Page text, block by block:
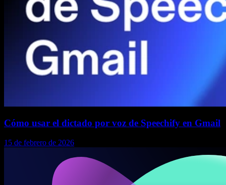
Cómo usar el dictado por voz de Speechify en Gmail
15 de febrero de 2026